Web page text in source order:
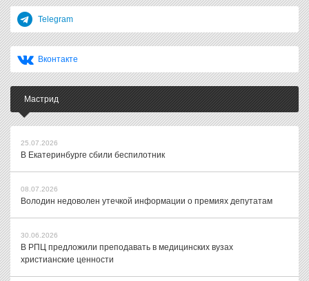
Telegram
Вконтакте
Мастрид
25.07.2026
В Екатеринбурге сбили беспилотник
08.07.2026
Володин недоволен утечкой информации о премиях депутатам
30.06.2026
В РПЦ предложили преподавать в медицинских вузах
христианские ценности